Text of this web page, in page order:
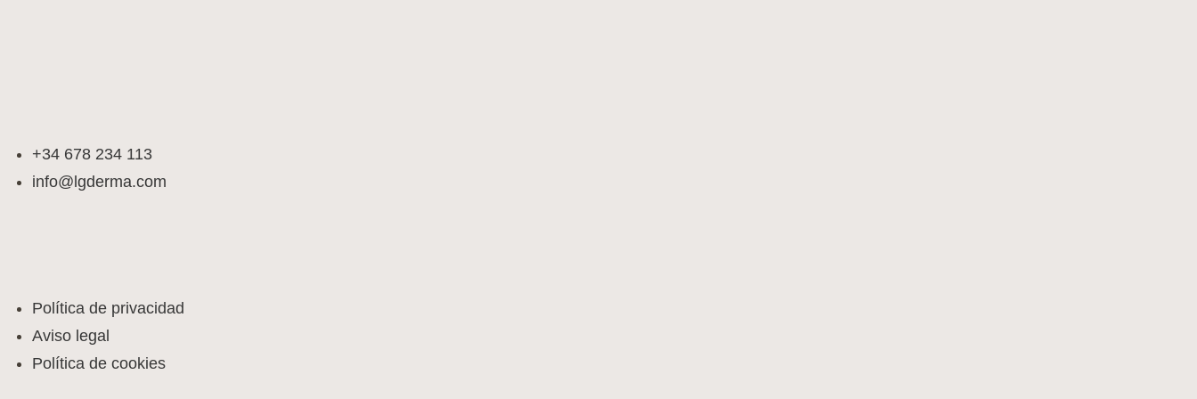
+34 678 234 113
info@lgderma.com
Política de privacidad
Aviso legal
Política de cookies